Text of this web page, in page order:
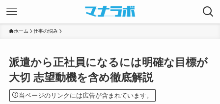
ホーム 仕事の悩み
派遣から正社員になるには明確な目標が
大切 志望動機を含め徹底解説
当ページのリンクには広告が含まれています。